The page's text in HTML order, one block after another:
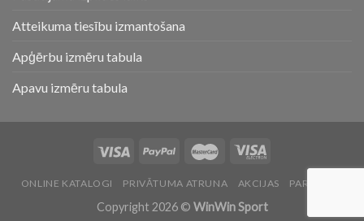
Atteikuma tiesību izmantošana
Apģērbu izmēru tabula
Apavu izmēru tabula
ONLINE KATALOGI PRIVĀTUMA ATRUNA AKCIJAS PAR MUMS
Copyright 2026 © WinWin Sport